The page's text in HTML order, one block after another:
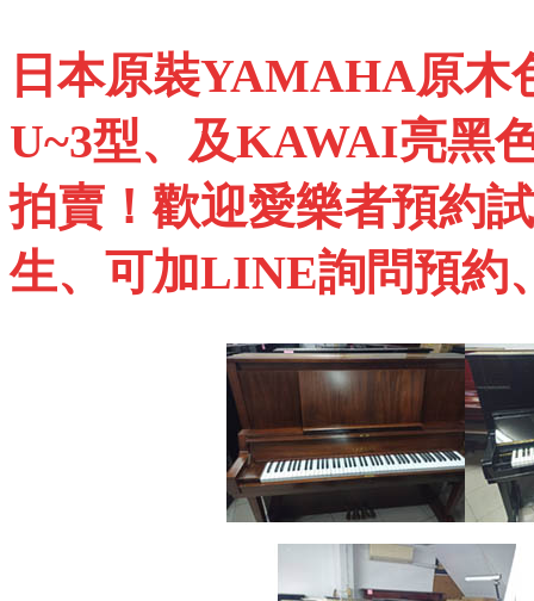
日本原裝YAMAHA原木
U~3型、及KAWAI亮黑
拍賣！歡迎愛樂者預約
生、可加LINE詢問預約